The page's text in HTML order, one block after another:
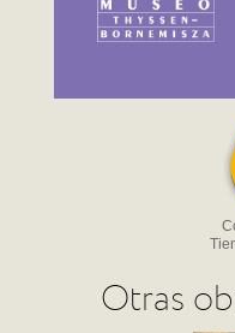
Otras